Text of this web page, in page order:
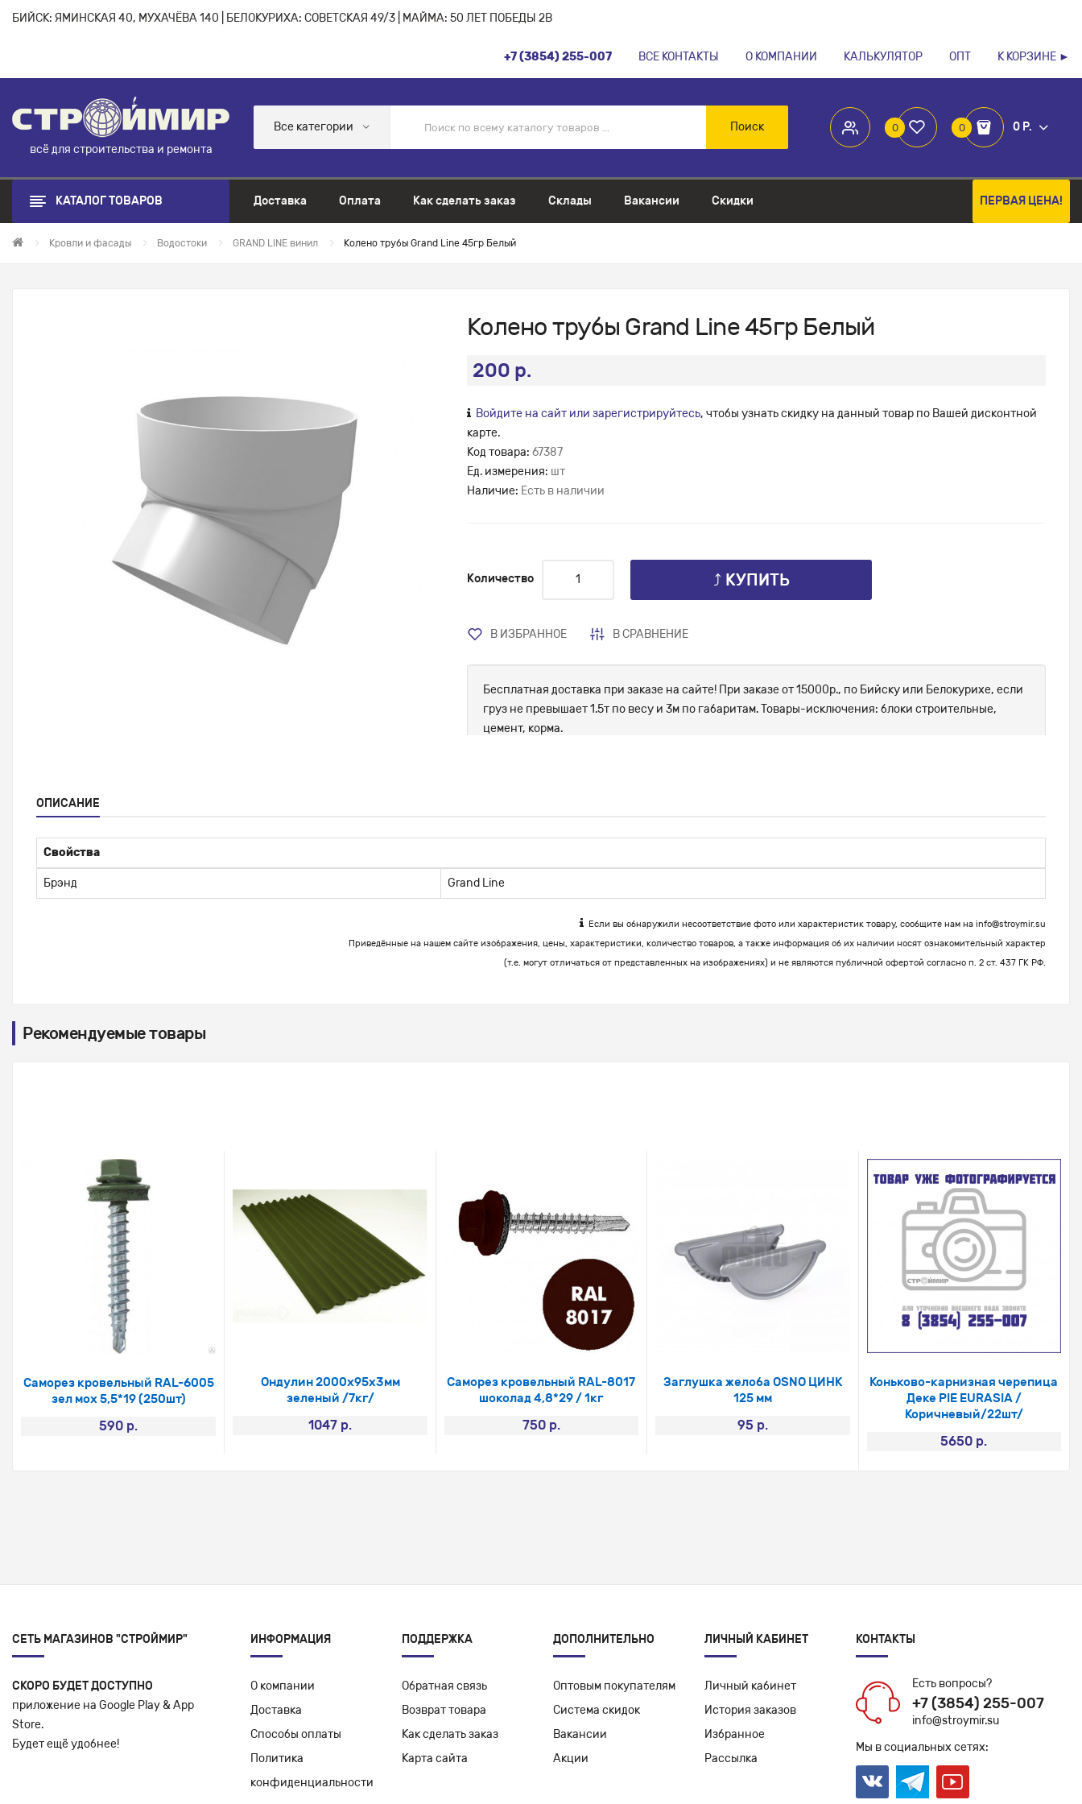
БИЙСК: ЯМИНСКАЯ 40, МУХАЧЁВА 140 | БЕЛОКУРИХА: СОВЕТСКАЯ 49/3 | МАЙМА: 50 ЛЕТ ПОБЕДЫ 2В
+7 (3854) 255-007 ВСЕ КОНТАКТЫ О КОМПАНИИ КАЛЬКУЛЯТОР ОПТ К КОРЗИНЕ ►
всё для строительства и ремонта
0 0 0 Р.
Все категории Поиск
КАТАЛОГ ТОВАРОВ Доставка Оплата Как сделать заказ Склады Вакансии Скидки ПЕРВАЯ ЦЕНА!
Кровли и фасады Водостоки GRAND LINE винил Колено трубы Grand Line 45гр Белый
Колено трубы Grand Line 45гр Белый
200 р.
Войдите на сайт или зарегистрируйтесь, чтобы узнать скидку на данный товар по Вашей дисконтной
карте.
Код товара: 67387
Ед. измерения: шт
Наличие: Есть в наличии
Количество ⤴ КУПИТЬ
В ИЗБРАННОЕ В СРАВНЕНИЕ
Бесплатная доставка при заказе на сайте! При заказе от 15000р., по Бийску или Белокурихе, если
груз не превышает 1.5т по весу и 3м по габаритам. Товары-исключения: блоки строительные,
цемент, корма.
ОПИСАНИЕ
Свойства
Брэнд Grand Line
Если вы обнаружили несоответствие фото или характеристик товару, сообщите нам на info@stroymir.su
Приведённые на нашем сайте изображения, цены, характеристики, количество товаров, а также информация об их наличии носят ознакомительный характер
(т.е. могут отличаться от представленных на изображениях) и не являются публичной офертой согласно п. 2 ст. 437 ГК РФ.
Рекомендуемые товары
Саморез кровельный RAL-6005
зел мох 5,5*19 (250шт)
590 р.
Ондулин 2000х95х3мм
зеленый /7кг/
1047 р.
Саморез кровельный RAL-8017
шоколад 4,8*29 / 1кг
750 р.
Заглушка желоба OSNO ЦИНК
125 мм
95 р.
Коньково-карнизная черепица
Деке PIE EURASIA /
Коричневый/22шт/
5650 р.
СЕТЬ МАГАЗИНОВ "СТРОЙМИР"
СКОРО БУДЕТ ДОСТУПНО
приложение на Google Play & App
Store.
Будет ещё удобнее!
ИНФОРМАЦИЯ
О компании
Доставка
Способы оплаты
Политика
конфиденциальности
ПОДДЕРЖКА
Обратная связь
Возврат товара
Как сделать заказ
Карта сайта
ДОПОЛНИТЕЛЬНО
Оптовым покупателям
Система скидок
Вакансии
Акции
ЛИЧНЫЙ КАБИНЕТ
Личный кабинет
История заказов
Избранное
Рассылка
КОНТАКТЫ
Есть вопросы?
+7 (3854) 255-007
info@stroymir.su
Мы в социальных сетях: